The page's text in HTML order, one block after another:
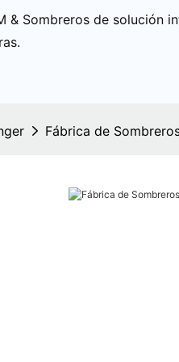
& Sombreros de solución
Fábrica de